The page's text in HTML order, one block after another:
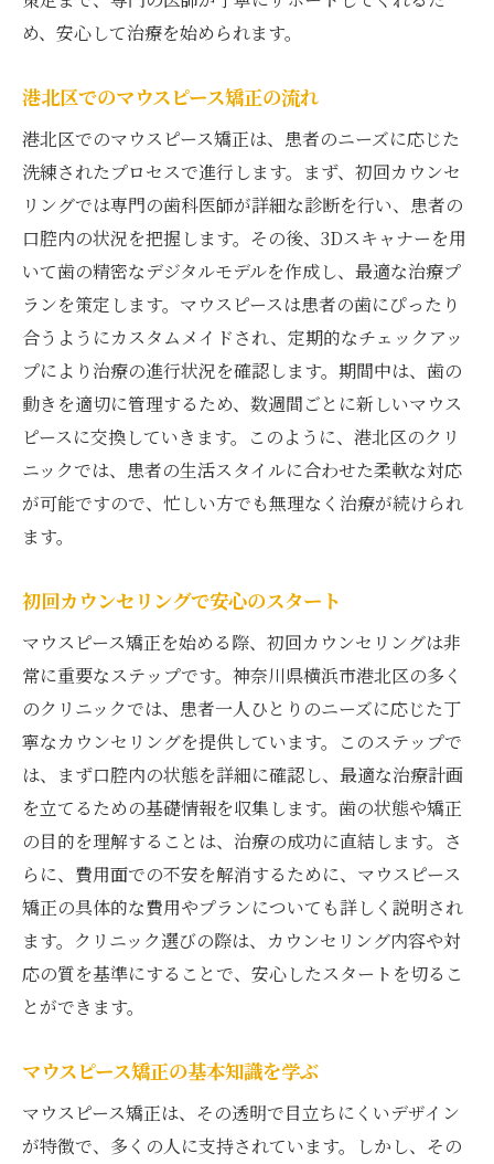
め、安心して治療を始められます。
港北区でのマウスピース矯正の流れ
港北区でのマウスピース矯正は、患者のニーズに応じた
洗練されたプロセスで進行します。まず、初回カウンセ
リングでは専門の歯科医師が詳細な診断を行い、患者の
口腔内の状況を把握します。その後、3Dスキャナーを用
いて歯の精密なデジタルモデルを作成し、最適な治療プ
ランを策定します。マウスピースは患者の歯にぴったり
合うようにカスタムメイドされ、定期的なチェックアッ
プにより治療の進行状況を確認します。期間中は、歯の
動きを適切に管理するため、数週間ごとに新しいマウス
ピースに交換していきます。このように、港北区のクリ
ニックでは、患者の生活スタイルに合わせた柔軟な対応
が可能ですので、忙しい方でも無理なく治療が続けられ
ます。
初回カウンセリングで安心のスタート
マウスピース矯正を始める際、初回カウンセリングは非
常に重要なステップです。神奈川県横浜市港北区の多く
のクリニックでは、患者一人ひとりのニーズに応じた丁
寧なカウンセリングを提供しています。このステップで
は、まず口腔内の状態を詳細に確認し、最適な治療計画
を立てるための基礎情報を収集します。歯の状態や矯正
の目的を理解することは、治療の成功に直結します。さ
らに、費用面での不安を解消するために、マウスピース
矯正の具体的な費用やプランについても詳しく説明され
ます。クリニック選びの際は、カウンセリング内容や対
応の質を基準にすることで、安心したスタートを切るこ
とができます。
マウスピース矯正の基本知識を学ぶ
マウスピース矯正は、その透明で目立ちにくいデザイン
が特徴で、多くの人に支持されています。しかし、その